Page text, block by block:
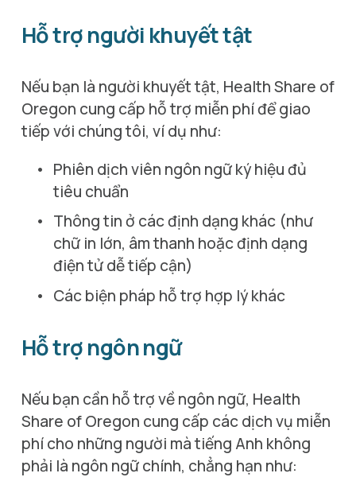
Hỗ trợ người khuyết tật
Nếu bạn là người khuyết tật, Health Share of
Oregon cung cấp hỗ trợ miễn phí để giao
tiếp với chúng tôi, ví dụ như:
Phiên dịch viên ngôn ngữ ký hiệu đủ
tiêu chuẩn
Thông tin ở các định dạng khác (như
chữ in lớn, âm thanh hoặc định dạng
điện tử dễ tiếp cận)
Các biện pháp hỗ trợ hợp lý khác
Hỗ trợ ngôn ngữ
Nếu bạn cần hỗ trợ về ngôn ngữ, Health
Share of Oregon cung cấp các dịch vụ miễn
phí cho những người mà tiếng Anh không
phải là ngôn ngữ chính, chẳng hạn như: